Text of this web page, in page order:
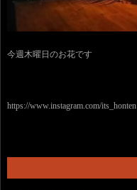
今週木曜日のお花です
https://www.instagram.com/its_honten